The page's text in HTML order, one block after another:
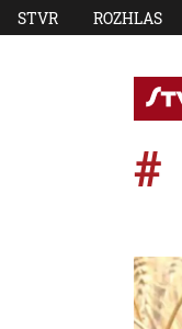
STVR ROZHLAS